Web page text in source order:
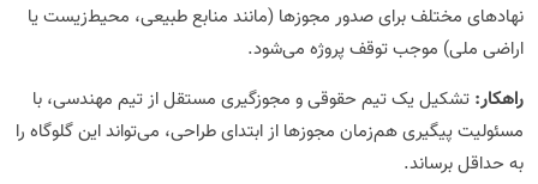
نهادهای مختلف برای صدور مجوزها (مانند منابع طبیعی، محیط‌زیست یا
اراضی ملی) موجب توقف پروژه می‌شود.
راهکار: تشکیل یک تیم حقوقی و مجوزگیری مستقل از تیم مهندسی، با
مسئولیت پیگیری هم‌زمان مجوزها از ابتدای طراحی، می‌تواند این گلوگاه را
به حداقل برساند.